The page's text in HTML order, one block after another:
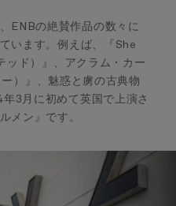
ENBの絶賛作品の数々に
います。例えば、
『She
ッド）』、アクラム・カー
）』、魅惑と虜の古典物
3月に初めて英国で上演さ
ルメン』です。